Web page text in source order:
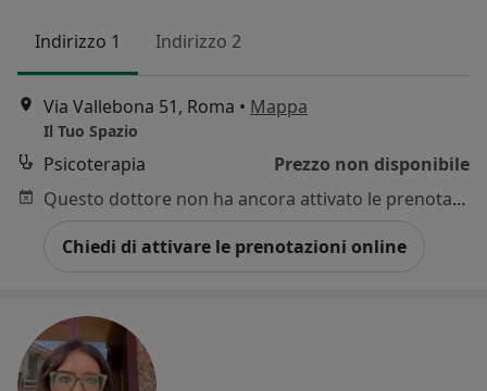
Indirizzo 1 Indirizzo 2
Via Vallebona 51, Roma • Mappa
Il Tuo Spazio
Psicoterapia
Prezzo non disponibile
Questo dottore non ha ancora attivato le prenotazioni online presso questo indirizzo.
Chiedi di attivare le prenotazioni online